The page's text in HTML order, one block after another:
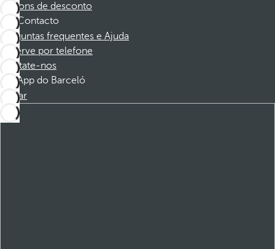
Cupons de desconto
Contacto
Perguntas frequentes e Ajuda
Reserve por telefone
Contate-nos
App do Barceló
Baixar